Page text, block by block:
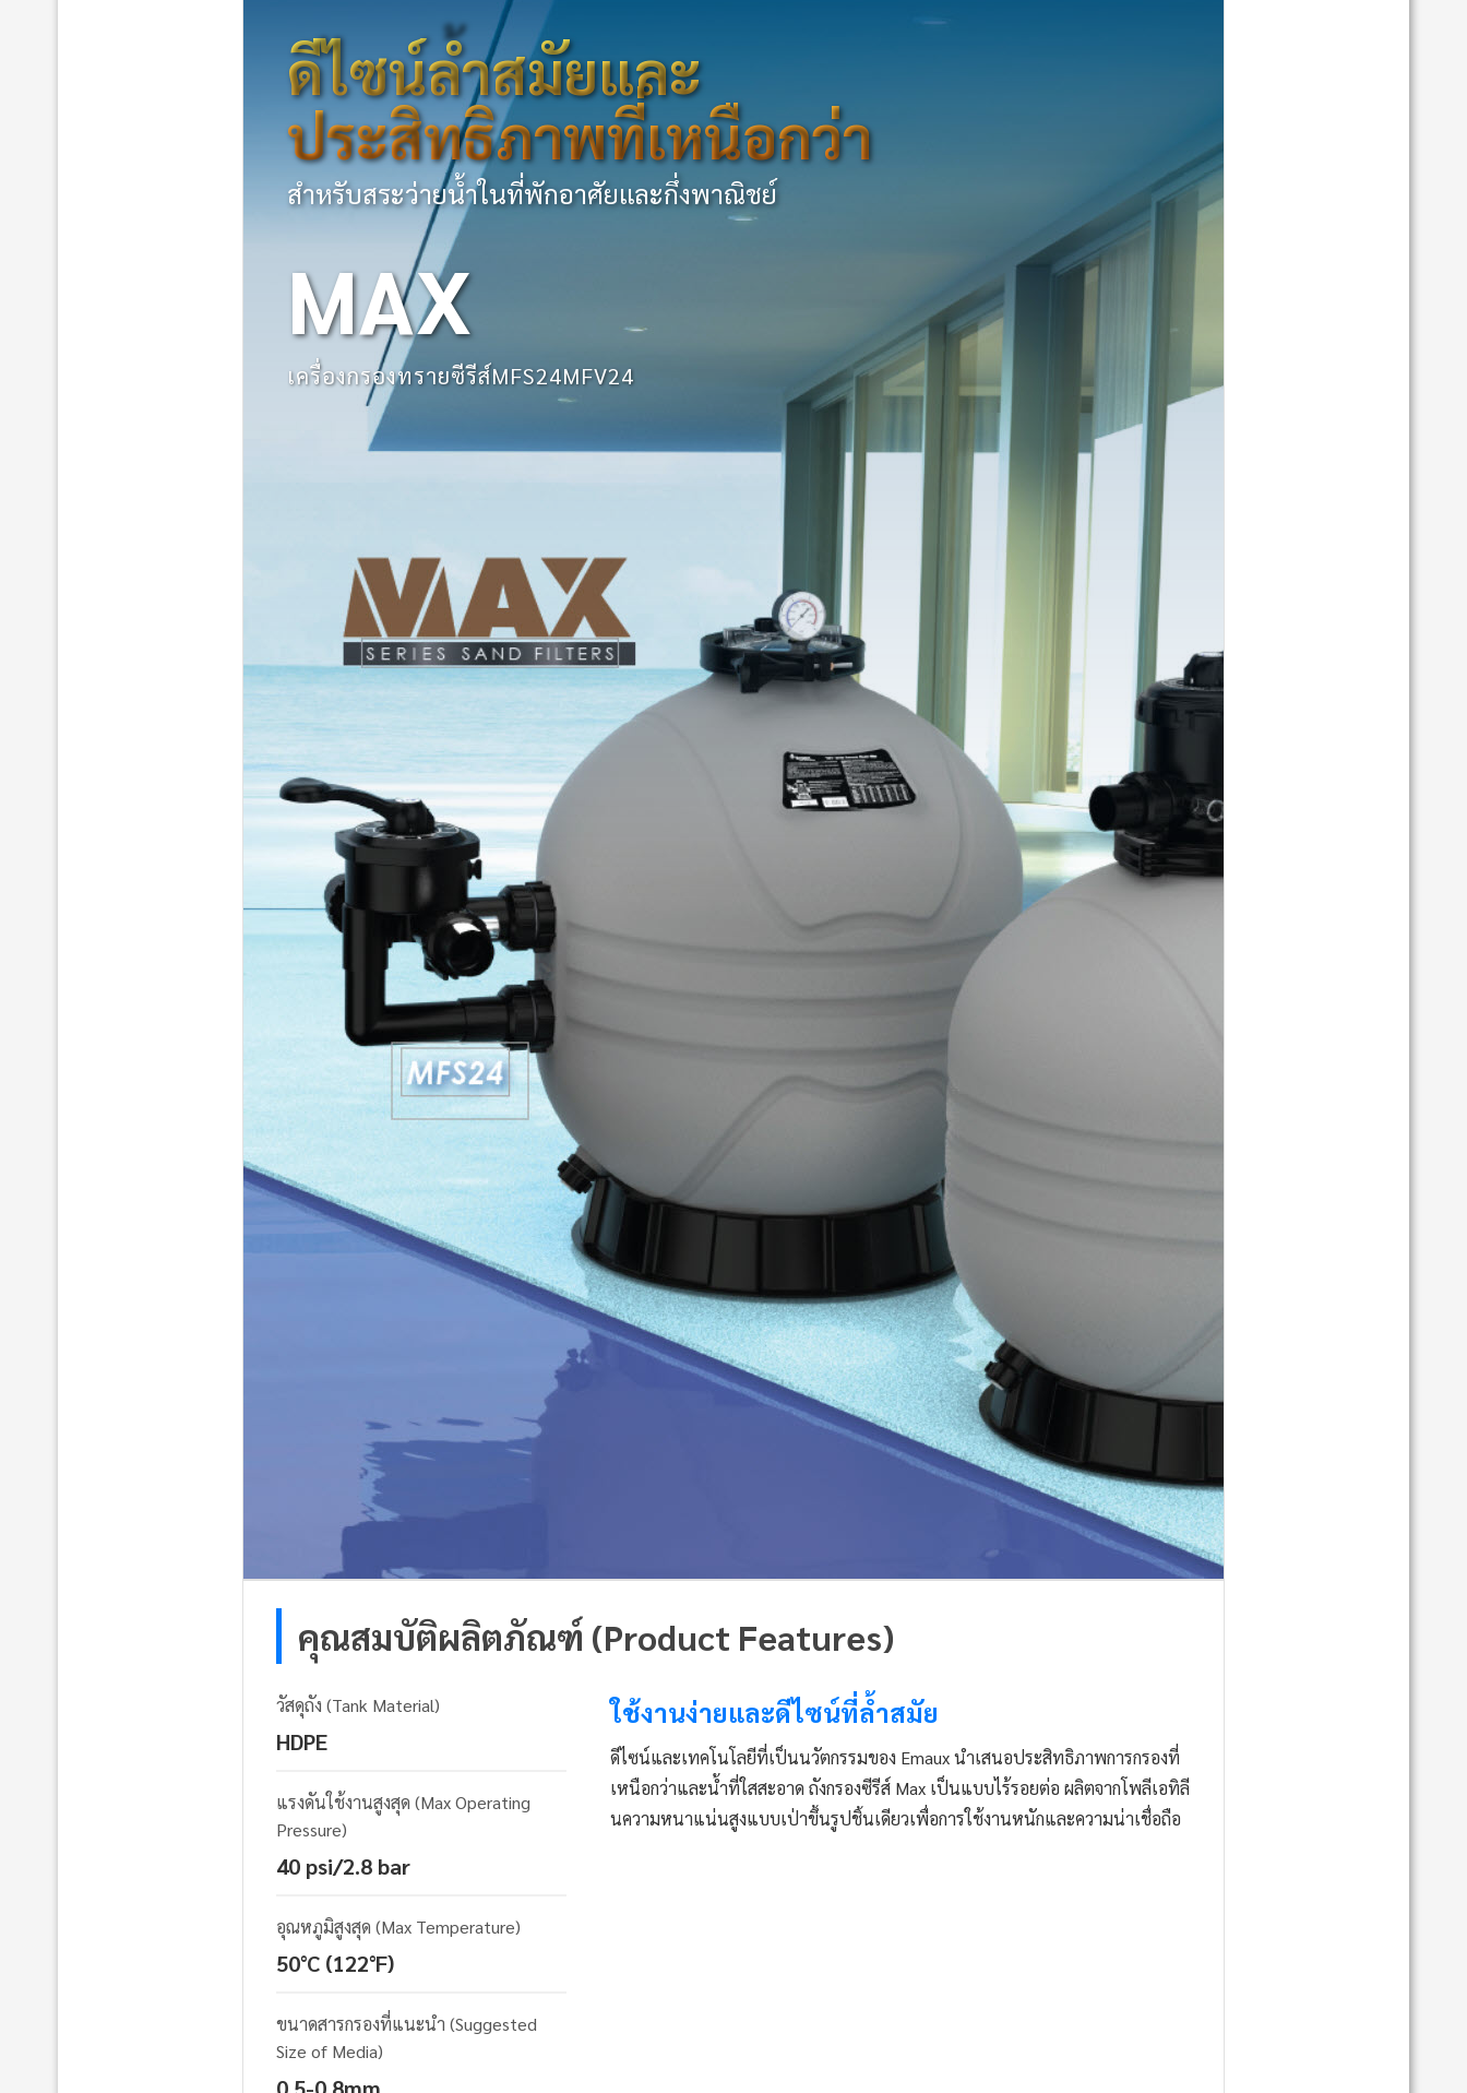
ดีไซน์ล้ำสมัยและ
ประสิทธิภาพที่เหนือกว่า
สำหรับสระว่ายน้ำในที่พักอาศัยและกึ่งพาณิชย์
MAX
เครื่องกรองทรายซีรีส์MFS24MFV24
คุณสมบัติผลิตภัณฑ์ (Product Features)
วัสดุถัง (Tank Material)
HDPE
แรงดันใช้งานสูงสุด (Max Operating
Pressure)
40 psi/2.8 bar
อุณหภูมิสูงสุด (Max Temperature)
50°C (122°F)
ขนาดสารกรองที่แนะนำ (Suggested
Size of Media)
0.5-0.8mm
ใช้งานง่ายและดีไซน์ที่ล้ำสมัย
ดีไซน์และเทคโนโลยีที่เป็นนวัตกรรมของ Emaux นำเสนอประสิทธิภาพการกรองที่
เหนือกว่าและน้ำที่ใสสะอาด ถังกรองซีรีส์ Max เป็นแบบไร้รอยต่อ ผลิตจากโพลีเอทิลี
นความหนาแน่นสูงแบบเป่าขึ้นรูปชิ้นเดียวเพื่อการใช้งานหนักและความน่าเชื่อถือ